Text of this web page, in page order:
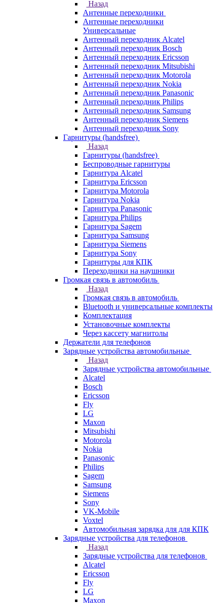
Назад
Антенные переходники
Антенные переходники
Универсальные
Антенный переходник Alcatel
Антенный переходник Bosch
Антенный переходник Ericsson
Антенный переходник Mitsubishi
Антенный переходник Motorola
Антенный переходник Nokia
Антенный переходник Panasonic
Антенный переходник Philips
Антенный переходник Samsung
Антенный переходник Siemens
Антенный переходник Sony
Гарнитуры (handsfree)
Назад
Гарнитуры (handsfree)
Беспроводные гарнитуры
Гарнитура Alcatel
Гарнитура Ericsson
Гарнитура Motorola
Гарнитура Nokia
Гарнитура Panasonic
Гарнитура Philips
Гарнитура Sagem
Гарнитура Samsung
Гарнитура Siemens
Гарнитура Sony
Гарнитуры для КПК
Переходники на наушники
Громкая связь в автомобиль
Назад
Громкая связь в автомобиль
Bluetooth и универсальные комплекты
Комплектация
Установочные комплекты
Через кассету магнитолы
Держатели для телефонов
Зарядные устройства автомобильные
Назад
Зарядные устройства автомобильные
Alcatel
Bosch
Ericsson
Fly
LG
Maxon
Mitsubishi
Motorola
Nokia
Panasonic
Philips
Sagem
Samsung
Siemens
Sony
VK-Mobile
Voxtel
Автомобильная зарядка для для КПК
Зарядные устройства для телефонов
Назад
Зарядные устройства для телефонов
Alcatel
Ericsson
Fly
LG
Maxon